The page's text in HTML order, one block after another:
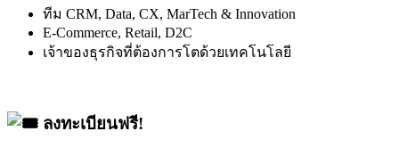
ทีม CRM, Data, CX, MarTech & Innovation
E-Commerce, Retail, D2C
เจ้าของธุรกิจที่ต้องการโตด้วยเทคโนโลยี
ลงทะเบียนฟรี!